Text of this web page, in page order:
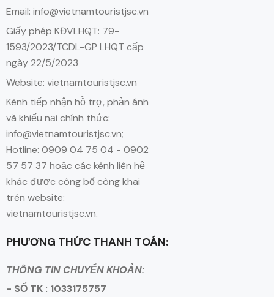
Email: info@vietnamtouristjsc.vn
Giấy phép KĐVLHQT: 79-
1593/2023/TCDL-GP LHQT cấp
ngày 22/5/2023
Website: vietnamtouristjsc.vn
Kênh tiếp nhận hỗ trợ, phản ánh
và khiếu nại chính thức:
info@vietnamtouristjsc.vn;
Hotline: 0909 04 75 04 - 0902
57 57 37 hoặc các kênh liên hệ
khác được công bố công khai
trên website:
vietnamtouristjsc.vn.
PHƯƠNG THỨC THANH TOÁN:
THÔNG TIN CHUYỂN KHOẢN:
- SỐ TK : 1033175757